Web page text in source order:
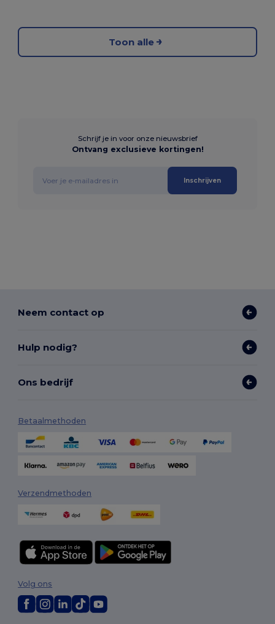
Toon alle
Schrijf je in voor onze nieuwsbrief
Ontvang exclusieve kortingen!
Inschrijven
Neem contact op
Hulp nodig?
Ons bedrijf
Betaalmethoden
Verzendmethoden
Volg ons